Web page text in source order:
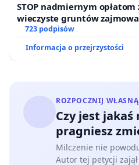
STOP nadmiernym
wieczyste gruntów
ogrody działkowe.
723 podpisów
Informacja o przejrzystości
ROZPOCZNIJ WŁASNĄ
Czy jest jakaś
pragniesz
Milczenie nie
Autor tej petycji